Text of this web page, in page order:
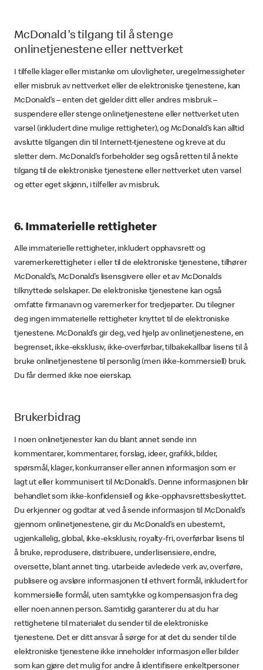
McDonald's tilgang til å stenge
onlinetjenestene eller nettverket
I tilfelle klager eller mistanke om ulovligheter, uregelmessigheter
eller misbruk av nettverket eller de elektroniske tjenestene, kan
McDonald’s – enten det gjelder ditt eller andres misbruk –
suspendere eller stenge onlinetjenestene eller nettverket uten
varsel (inkludert dine mulige rettigheter), og McDonald’s kan alltid
avslutte tilgangen din til Internett-tjenestene og kreve at du
sletter dem. McDonald’s forbeholder seg også retten til å nekte
tilgang til de elektroniske tjenestene eller nettverket uten varsel
og etter eget skjønn, i tilfeller av misbruk.
6. Immaterielle rettigheter
Alle immaterielle rettigheter, inkludert opphavsrett og
varemerkerettigheter i eller til de elektroniske tjenestene, tilhører
McDonald’s, McDonald’s lisensgivere eller et av McDonalds
tilknyttede selskaper. De elektroniske tjenestene kan også
omfatte firmanavn og varemerker for tredjeparter. Du tilegner
deg ingen immaterielle rettigheter knyttet til de elektroniske
tjenestene. McDonald’s gir deg, ved hjelp av onlinetjenestene, en
begrenset, ikke-eksklusiv, ikke-overførbar, tilbakekallbar lisens til å
bruke onlinetjenestene til personlig (men ikke-kommersiell) bruk.
Du får dermed ikke noe eierskap.
Brukerbidrag
I noen onlinetjenester kan du blant annet sende inn
kommentarer, kommentarer, forslag, ideer, grafikk, bilder,
spørsmål, klager, konkurranser eller annen informasjon som er
lagt ut eller kommunisert til McDonald’s. Denne informasjonen blir
behandlet som ikke-konfidensiell og ikke-opphavsrettsbeskyttet.
Du erkjenner og godtar at ved å sende informasjon til McDonald’s
gjennom onlinetjenestene, gir du McDonald’s en ubestemt,
ugjenkallelig, global, ikke-eksklusiv, royalty-fri, overførbar lisens til
å bruke, reprodusere, distribuere, underlisensiere, endre,
oversette, blant annet ting. utarbeide avledede verk av, overføre,
publisere og avsløre informasjonen til ethvert formål, inkludert for
kommersielle formål, uten samtykke og kompensasjon fra deg
eller noen annen person. Samtidig garanterer du at du har
rettighetene til materialet du sender til de elektroniske
tjenestene. Det er ditt ansvar å sørge for at det du sender til de
elektroniske tjenestene ikke inneholder informasjon eller bilder
som kan gjøre det mulig for andre å identifisere enkeltpersoner